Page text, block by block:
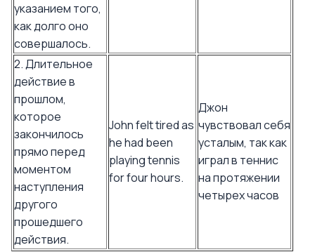
указанием того,
как долго оно
совершалось.
2. Длительное
действие в
прошлом,
которое
закончилось
прямо перед
моментом
наступления
другого
прошедшего
действия.
John felt tired as
he had been
playing tennis
for four hours.
Джон
чувствовал себя
усталым, так как
играл в теннис
на протяжении
четырех часов